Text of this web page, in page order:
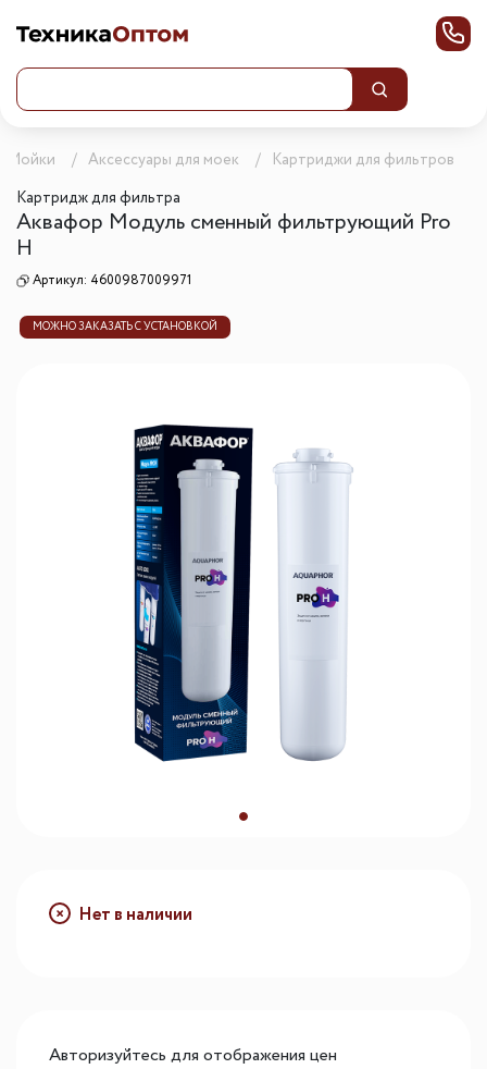
Мойки Аксессуары для моек
Картриджи для фильтров
Картридж для фильтра
Аквафор Модуль сменный фильтрующий Pro
H
Артикул: 4600987009971
МОЖНО ЗАКАЗАТЬ С УСТАНОВКОЙ
Нет в наличии
Авторизуйтесь для отображения цен